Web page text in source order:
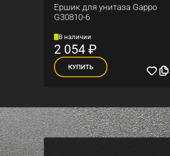
Ершик для унитаза Gappo
G30810-6
В наличии
2 054₽
КУПИТЬ